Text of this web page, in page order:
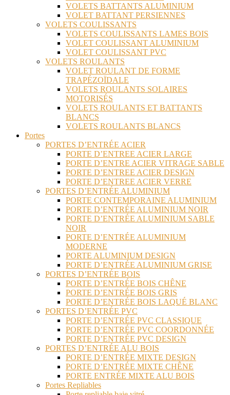
VOLETS BATTANTS ALUMINIUM
VOLET BATTANT PERSIENNES
VOLETS COULISSANTS
VOLETS COULISSANTS LAMES BOIS
VOLET COULISSANT ALUMINIUM
VOLET COULISSANT PVC
VOLETS ROULANTS
VOLET ROULANT DE FORME
TRAPÉZOÏDALE
VOLETS ROULANTS SOLAIRES
MOTORISÉS
VOLETS ROULANTS ET BATTANTS
BLANCS
VOLETS ROULANTS BLANCS
Portes
PORTES D’ENTRÉE ACIER
PORTE D’ENTREE ACIER LARGE
PORTE D’ENTRE ACIER VITRAGE SABLE
PORTE D’ENTREE ACIER DESIGN
PORTE D’ENTREE ACIER VERRE
PORTES D’ENTRÉE ALUMINIUM
PORTE CONTEMPORAINE ALUMINIUM
PORTE D’ENTRÉE ALUMINIUM NOIR
PORTE D’ENTRÉE ALUMINIUM SABLE
NOIR
PORTE D’ENTRÉE ALUMINIUM
MODERNE
PORTE ALUMINIUM DESIGN
PORTE D’ENTRÉE ALUMINIUM GRISE
PORTES D’ENTRÉE BOIS
PORTE D’ENTRÉE BOIS CHÊNE
PORTE D’ENTRÉE BOIS GRIS
PORTE D’ENTRÉE BOIS LAQUÉ BLANC
PORTES D’ENTRÉE PVC
PORTE D’ENTRÉE PVC CLASSIQUE
PORTE D’ENTRÉE PVC COORDONNÉE
PORTE D’ENTRÉE PVC DESIGN
PORTES D’ENTRÉE ALU BOIS
PORTE D’ENTRÉE MIXTE DESIGN
PORTE D’ENTRÉE MIXTE CHÊNE
PORTE ENTRÉE MIXTE ALU BOIS
Portes Repliables